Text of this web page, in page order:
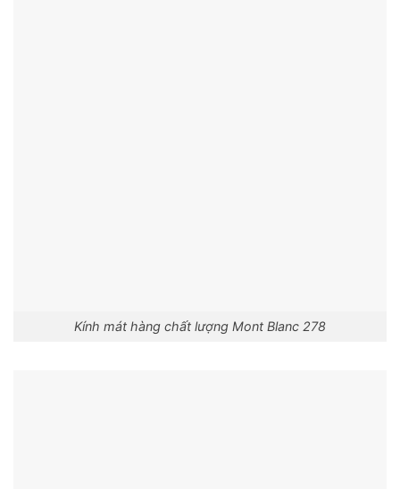
Kính mát hàng chất lượng Mont Blanc 278